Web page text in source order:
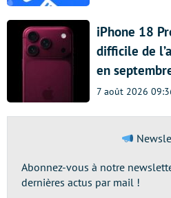
iPhone 18
difficile de
en
7 août 2026
Abonnez-vous à notre
dernières actus par mail !